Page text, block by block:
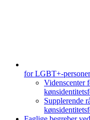
for LGBT+-personer
Videnscenter
Supplerende